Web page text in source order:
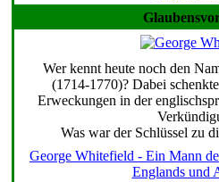
Wer kennt heute noch den
(1714-1770)? Dabei
Erweckungen in der
Was war der Schlüssel zu
George Whitefield - Ein Mann
Englands und